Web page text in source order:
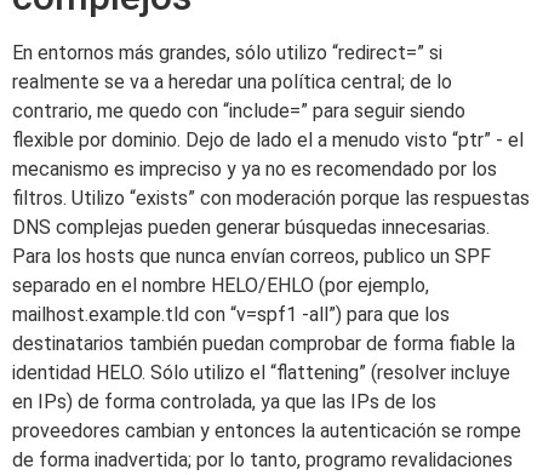
En entornos más grandes, sólo utilizo “redirect=” si
realmente se va a heredar una política central; de lo
contrario, me quedo con “include=” para seguir siendo
flexible por dominio. Dejo de lado el a menudo visto “ptr” - el
mecanismo es impreciso y ya no es recomendado por los
filtros. Utilizo “exists” con moderación porque las respuestas
DNS complejas pueden generar búsquedas innecesarias.
Para los hosts que nunca envían correos, publico un SPF
separado en el nombre HELO/EHLO (por ejemplo,
mailhost.example.tld con “v=spf1 -all”) para que los
destinatarios también puedan comprobar de forma fiable la
identidad HELO. Sólo utilizo el “flattening” (resolver incluye
en IPs) de forma controlada, ya que las IPs de los
proveedores cambian y entonces la autenticación se rompe
de forma inadvertida; por lo tanto, programo revalidaciones